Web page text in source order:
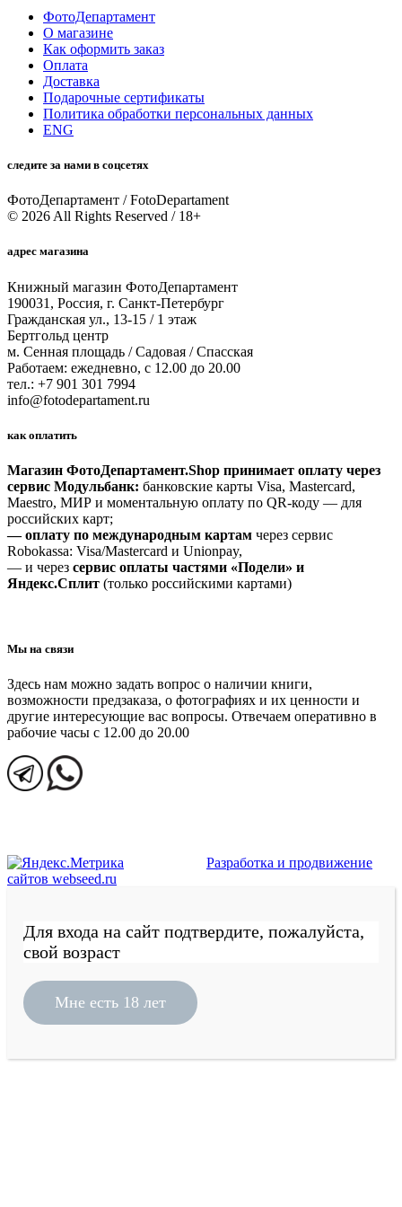
ФотоДепартамент
О магазине
Как оформить заказ
Оплата
Доставка
Подарочные сертификаты
Политика обработки персональных данных
ENG
следите за нами в соцсетях
ФотоДепартамент / FotoDepartament
© 2026 All Rights Reserved / 18+
адрес магазина
Книжный магазин ФотоДепартамент
190031, Россия, г. Санкт-Петербург
Гражданская ул., 13-15 / 1 этаж
Бертгольд центр
м. Сенная площадь / Садовая / Спасская
Работаем: ежедневно, с 12.00 до 20.00
тел.: +7 901 301 7994
info@fotodepartament.ru
как оплатить
Магазин ФотоДепартамент.Shop принимает оплату через
сервис Модульбанк: банковские карты Visa, Mastercard,
Maestro, МИР и моментальную оплату по QR-коду — для
российских карт;
— оплату по международным картам через сервис
Robokassa: Visa/Mastercard и Unionpay,
— и через сервис оплаты частями «Подели» и
Яндекс.Сплит (только российскими картами)
Мы на связи
Здесь нам можно задать вопрос о наличии книги,
возможности предзаказа, о фотографиях и их ценности и
другие интересующие вас вопросы. Отвечаем оперативно в
рабочие часы с 12.00 до 20.00
Разработка и продвижение
сайтов webseed.ru
Для входа на сайт подтвердите, пожалуйста,
свой возраст
Мне есть 18 лет